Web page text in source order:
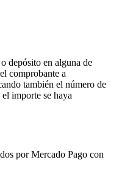
depósito en alguna de
comprobante a
también el número de
importe se haya
por Mercado Pago con